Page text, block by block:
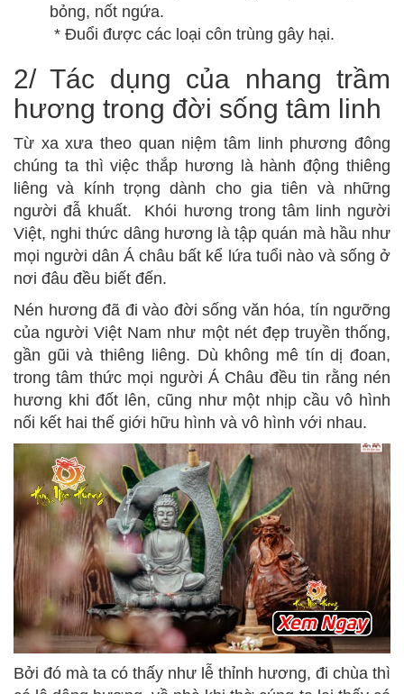
bỏng, nốt ngứa.
* Đuổi được các loại côn trùng gây hại.
2/ Tác dụng của nhang trầm
hương trong đời sống tâm linh
Từ xa xưa theo quan niệm tâm linh phương đông
chúng ta thì việc thắp hương là hành động thiêng
liêng và kính trọng dành cho gia tiên và những
người đẫ khuất. Khói hương trong tâm linh người
Việt, nghi thức dâng hương là tập quán mà hầu như
mọi người dân Á châu bất kể lứa tuổi nào và sống ở
nơi đâu đều biết đến.
Nén hương đã đi vào đời sống văn hóa, tín ngưỡng
của người Việt Nam như một nét đẹp truyền thống,
gần gũi và thiêng liêng. Dù không mê tín dị đoan,
trong tâm thức mọi người Á Châu đều tin rằng nén
hương khi đốt lên, cũng như một nhịp cầu vô hình
nối kết hai thế giới hữu hình và vô hình với nhau.
Bởi đó mà ta có thấy như lễ thỉnh hương, đi chùa thì